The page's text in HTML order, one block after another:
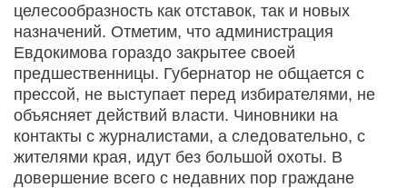
целесообразность как отставок, так и новых
назначений. Отметим, что администрация
Евдокимова гораздо закрытее своей
предшественницы. Губернатор не общается с
прессой, не выступает перед избирателями, не
объясняет действий власти. Чиновники на
контакты с журналистами, а следовательно, с
жителями края, идут без большой охоты. В
довершение всего с недавних пор граждане